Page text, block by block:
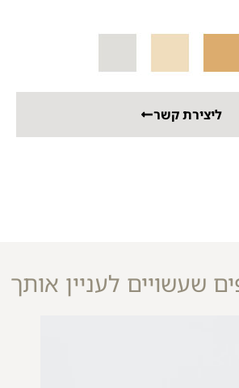
ליצירת קשר
שעשויים לעניין אותך